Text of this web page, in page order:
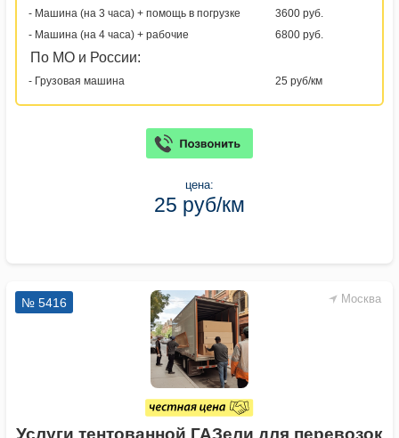
- Машина (на 3 часа) + помощь в погрузке
3600 руб.
- Машина (на 4 часа) + рабочие
6800 руб.
По МО и России:
- Грузовая машина 25 руб/км
цена:
25 руб/км
Москва
№ 5416
Услуги тентованной ГАЗели для перевозок